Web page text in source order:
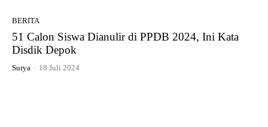
BERITA
51 Calon Siswa Dianulir di PPDB 2024, Ini Kata
Disdik Depok
Surya - 18 Juli 2024